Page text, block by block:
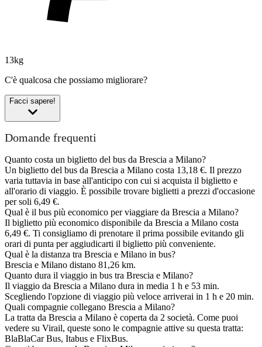
13kg
C'è qualcosa che possiamo migliorare?
Facci sapere!
Domande frequenti
Quanto costa un biglietto del bus da Brescia a Milano?
Un biglietto del bus da Brescia a Milano costa 13,18 €. Il prezzo
varia tuttavia in base all'anticipo con cui si acquista il biglietto e
all'orario di viaggio. È possibile trovare biglietti a prezzi d'occasione
per soli 6,49 €.
Qual è il bus più economico per viaggiare da Brescia a Milano?
Il biglietto più economico disponibile da Brescia a Milano costa
6,49 €. Ti consigliamo di prenotare il prima possibile evitando gli
orari di punta per aggiudicarti il biglietto più conveniente.
Qual è la distanza tra Brescia e Milano in bus?
Brescia e Milano distano 81,26 km.
Quanto dura il viaggio in bus tra Brescia e Milano?
Il viaggio da Brescia a Milano dura in media 1 h e 53 min.
Scegliendo l'opzione di viaggio più veloce arriverai in 1 h e 20 min.
Quali compagnie collegano Brescia a Milano?
La tratta da Brescia a Milano è coperta da 2 società. Come puoi
vedere su Virail, queste sono le compagnie attive su questa tratta:
BlaBlaCar Bus, Itabus e FlixBus.